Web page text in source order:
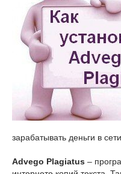
зарабатывать деньги в
Advego Plagiatus –